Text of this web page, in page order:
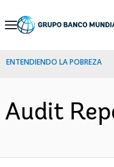
Skip
Navigation
ENTENDIENDO LA POBREZA
Audit